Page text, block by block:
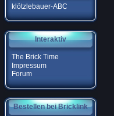
klötzlebauer-ABC
Interaktiv
The Brick Time
Impressum
Forum
Bestellen bei Bricklink